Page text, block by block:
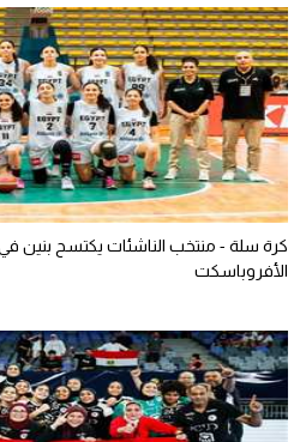
كرة سلة - منتخب الناشئات يكتسح بنين
الأفروباسكت